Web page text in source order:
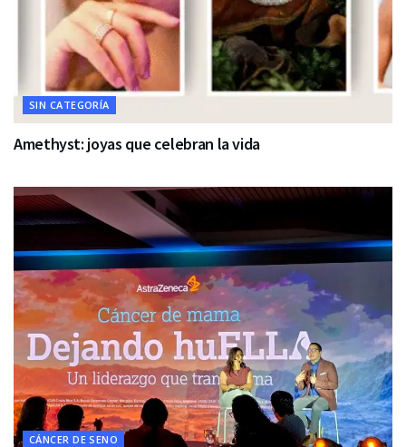
SIN CATEGORÍA
Amethyst: joyas que celebran la vida
CÁNCER DE SENO